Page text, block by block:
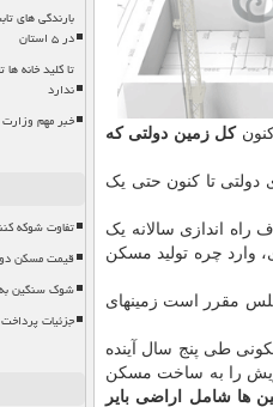
کل زمین دولتی که
دولتی تا کنون حتی یک
راه اندازی سالانه یک
وارد چره تولید مسکن
مقرر است زمینهای
طی پنج سال آینده
کشاورزی ۷۵۰ هزار هکتار از زمینهای خویش را به ساخت مسکن
ها شامل اراضی بایر
بارندگی های
در ۵ استان
تا کلید خانه
ندارد
خبر مهم
تفاوت شوکه
قیمت مسکن
شوک سنگین به
جزئیات